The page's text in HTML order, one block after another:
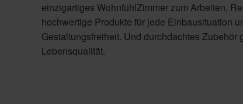
einzigartiges WohnfühlZimmer zum Arbeiten,
hochwertige Produkte für jede Einbausituation
Gestaltungsfreiheit. Und durchdachtes
Lebensqualität.